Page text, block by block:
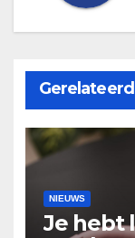
NIEUWS
Je hebt